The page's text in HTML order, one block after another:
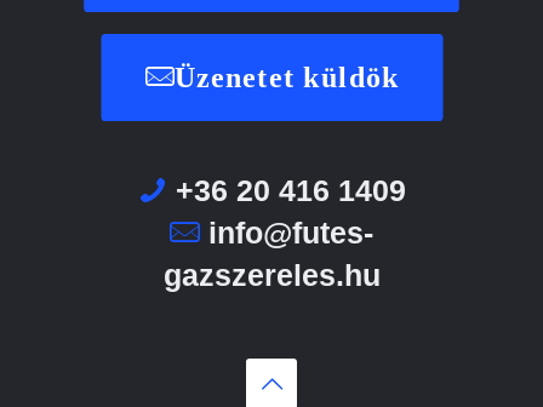
Üzenetet küldök
+36 20 416 1409
info@futes-
gazszereles.hu